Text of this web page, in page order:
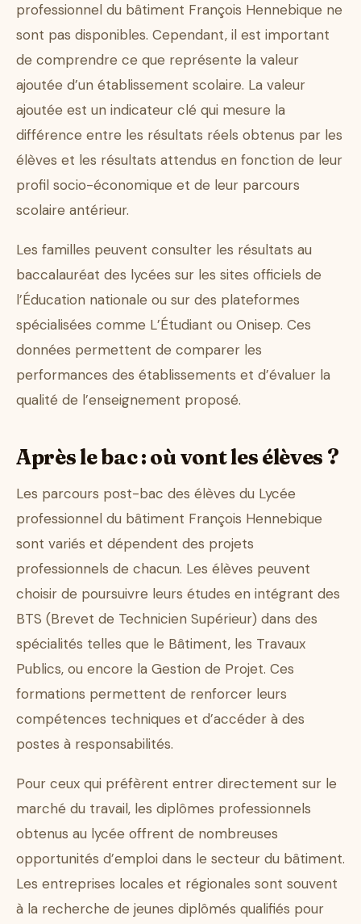
professionnel du bâtiment François Hennebique ne
sont pas disponibles. Cependant, il est important
de comprendre ce que représente la valeur
ajoutée d’un établissement scolaire. La valeur
ajoutée est un indicateur clé qui mesure la
différence entre les résultats réels obtenus par les
élèves et les résultats attendus en fonction de leur
profil socio-économique et de leur parcours
scolaire antérieur.
Les familles peuvent consulter les résultats au
baccalauréat des lycées sur les sites officiels de
l’Éducation nationale ou sur des plateformes
spécialisées comme L’Étudiant ou Onisep. Ces
données permettent de comparer les
performances des établissements et d’évaluer la
qualité de l’enseignement proposé.
Après le bac : où vont les élèves ?
Les parcours post-bac des élèves du Lycée
professionnel du bâtiment François Hennebique
sont variés et dépendent des projets
professionnels de chacun. Les élèves peuvent
choisir de poursuivre leurs études en intégrant des
BTS (Brevet de Technicien Supérieur) dans des
spécialités telles que le Bâtiment, les Travaux
Publics, ou encore la Gestion de Projet. Ces
formations permettent de renforcer leurs
compétences techniques et d’accéder à des
postes à responsabilités.
Pour ceux qui préfèrent entrer directement sur le
marché du travail, les diplômes professionnels
obtenus au lycée offrent de nombreuses
opportunités d’emploi dans le secteur du bâtiment.
Les entreprises locales et régionales sont souvent
à la recherche de jeunes diplômés qualifiés pour